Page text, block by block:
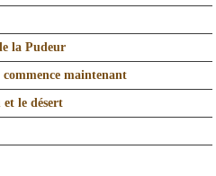
la Pudeur
maintenant
et le désert